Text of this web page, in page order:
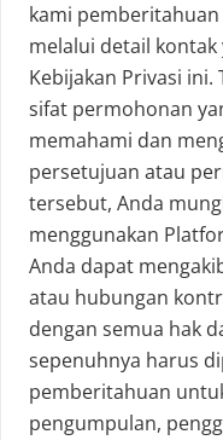
kami
melalui detail kontak
Kebijakan Privasi
sifat permohonan
memahami dan
persetujuan atau
tersebut, Anda
menggunakan
Anda dapat
atau hubungan
dengan semua hak
sepenuhnya harus
pemberitahuan
pengumpulan,